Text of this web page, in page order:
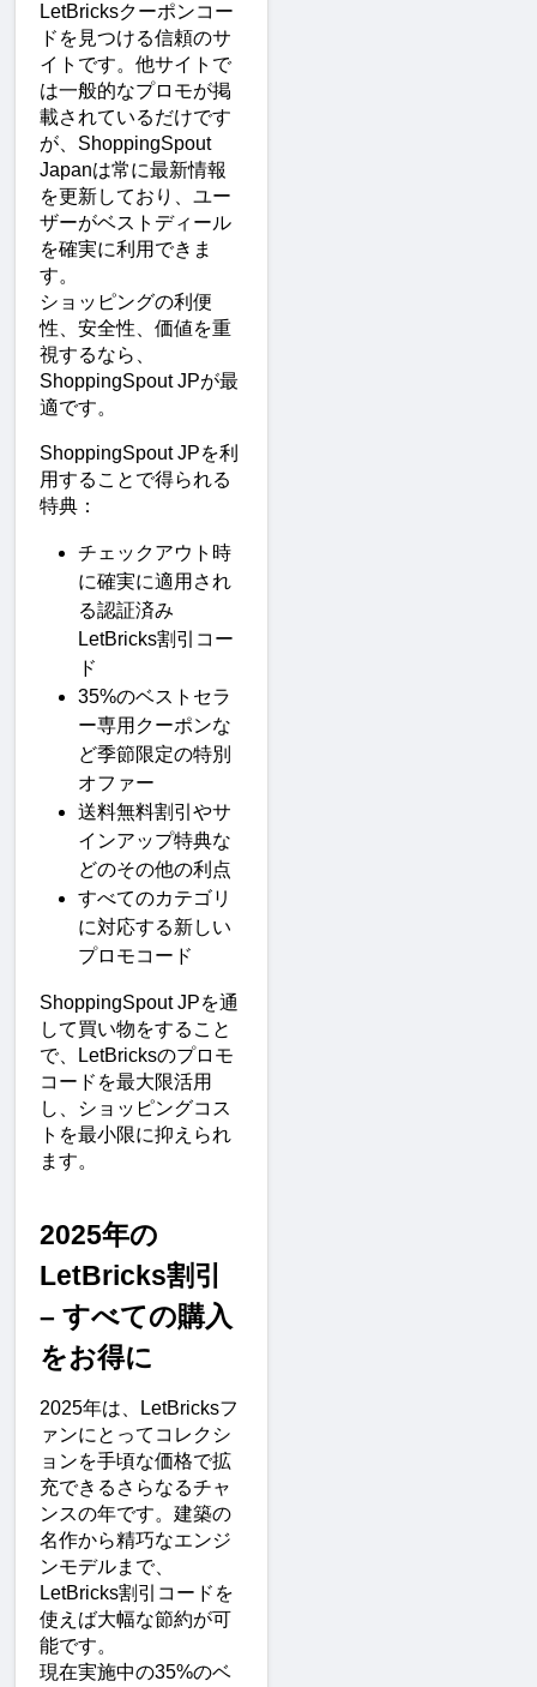
LetBricksクーポンコー
ドを見つける信頼のサ
イトです。他サイトで
は一般的なプロモが掲
載されているだけです
が、ShoppingSpout
Japanは常に最新情報
を更新しており、ユー
ザーがベストディール
を確実に利用できま
す。
ショッピングの利便
性、安全性、価値を重
視するなら、
ShoppingSpout JPが最
適です。
ShoppingSpout JPを利
用することで得られる
特典：
チェックアウト時
に確実に適用され
る認証済み
LetBricks割引コー
ド
35%のベストセラ
ー専用クーポンな
ど季節限定の特別
オファー
送料無料割引やサ
インアップ特典な
どのその他の利点
すべてのカテゴリ
に対応する新しい
プロモコード
ShoppingSpout JPを通
して買い物をすること
で、LetBricksのプロモ
コードを最大限活用
し、ショッピングコス
トを最小限に抑えられ
ます。
2025年の
LetBricks割引
– すべての購入
をお得に
2025年は、LetBricksフ
ァンにとってコレクシ
ョンを手頃な価格で拡
充できるさらなるチャ
ンスの年です。建築の
名作から精巧なエンジ
ンモデルまで、
LetBricks割引コードを
使えば大幅な節約が可
能です。
現在実施中の35%のベ